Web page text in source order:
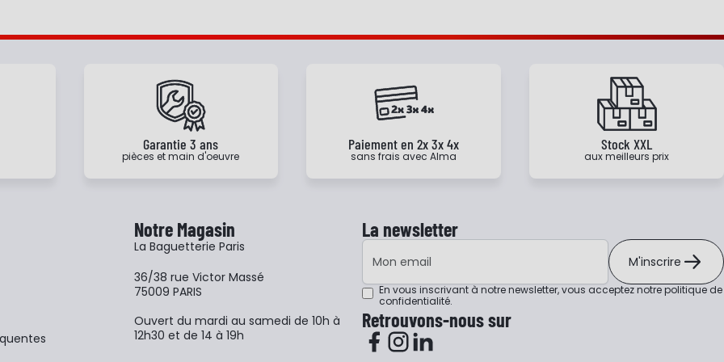
Garantie 3 ans
pièces et main d'oeuvre
Paiement en 2x 3x 4x
sans frais avec Alma
Stock XXL
aux meilleurs prix
Notre Magasin
La Baguetterie Paris
36/38 rue Victor Massé
75009 PARIS
Ouvert du mardi au samedi de 10h à
12h30 et de 14 à 19h
La newsletter
Adresse e-mail
M'inscrire
En vous inscrivant à notre newsletter, vous acceptez notrepolitique de
confidentialité.
Retrouvons-nous sur